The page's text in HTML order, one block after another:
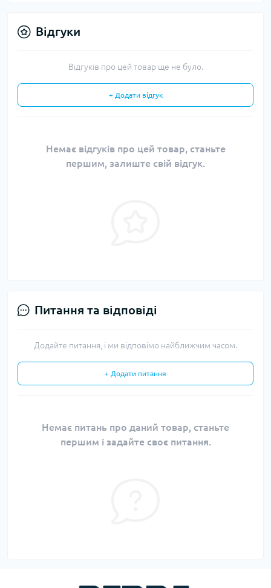
Відгуки
Відгуків про цей товар ще не було.
+ Додати відгук
Немає відгуків про цей товар, станьте
першим, залиште свій відгук.
Питання та відповіді
Додайте питання, і ми відповімо найближчим часом.
+ Додати питання
Немає питань про даний товар, станьте
першим і задайте своє питання.